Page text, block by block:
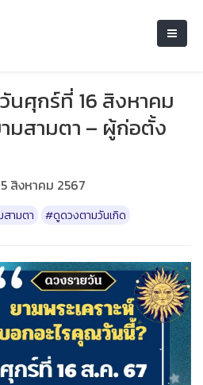
นศุกร์ที่ 16 สิงหาคม
มสามตา – ผู้ก่อตั้ง
สิงหาคม 2567
ามตา #ดูดวงตามวันเกิด